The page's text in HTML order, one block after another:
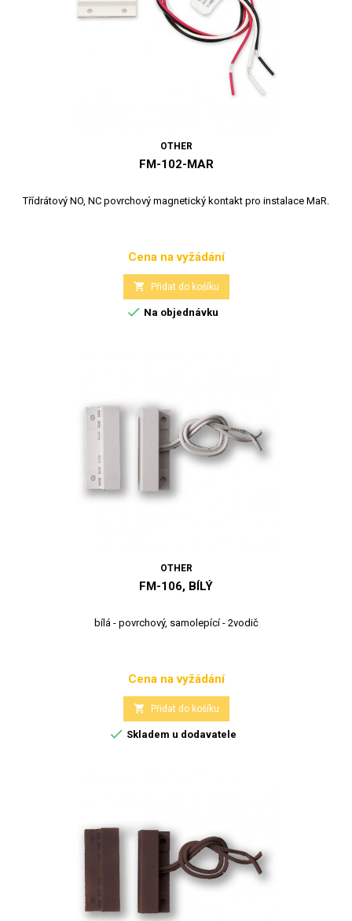
OTHER
FM-102-MAR
Třídrátový NO, NC povrchový magnetický kontakt pro instalace MaR.
Cena
Cena na vyžádání
 Přidat do košíku
 Na objednávku
OTHER
FM-106, BÍLÝ
bílá - povrchový, samolepící - 2vodič
Cena
Cena na vyžádání
 Přidat do košíku
 Skladem u dodavatele